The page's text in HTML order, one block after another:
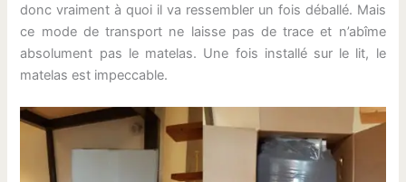
donc vraiment à quoi il va ressembler un fois déballé. Mais
ce mode de transport ne laisse pas de trace et n’abîme
absolument pas le matelas. Une fois installé sur le lit, le
matelas est impeccable.